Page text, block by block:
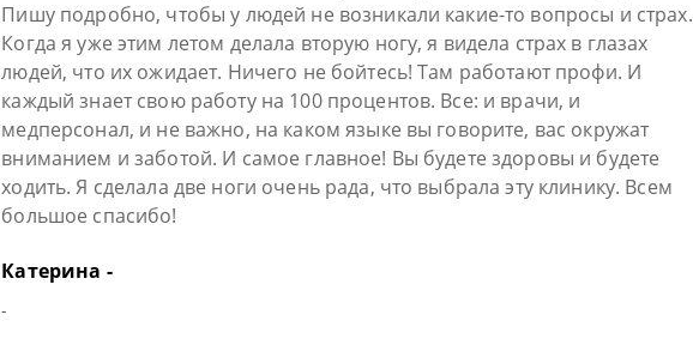
Пишу подробно, чтобы у людей не возникали какие-то вопросы и страх.
Когда я уже этим летом делала вторую ногу, я видела страх в глазах
людей, что их ожидает. Ничего не бойтесь! Там работают профи. И
каждый знает свою работу на 100 процентов. Все: и врачи, и
медперсонал, и не важно, на каком языке вы говорите, вас окружат
вниманием и заботой. И самое главное! Вы будете здоровы и будете
ходить. Я сделала две ноги очень рада, что выбрала эту клинику. Всем
большое спасибо!
Катерина -
-